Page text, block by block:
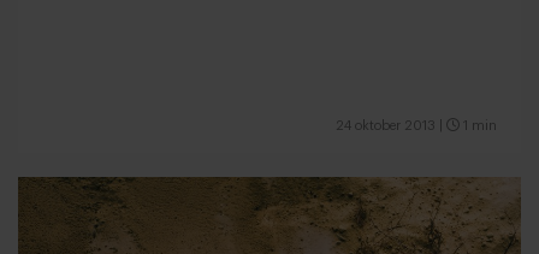
24 oktober 2013 1 min